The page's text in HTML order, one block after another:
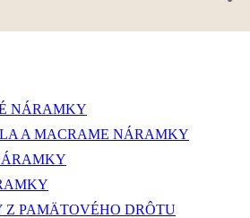
NÁRAMKY
A MACRAME NÁRAMKY
PAMÄTOVÉHO DRÔTU